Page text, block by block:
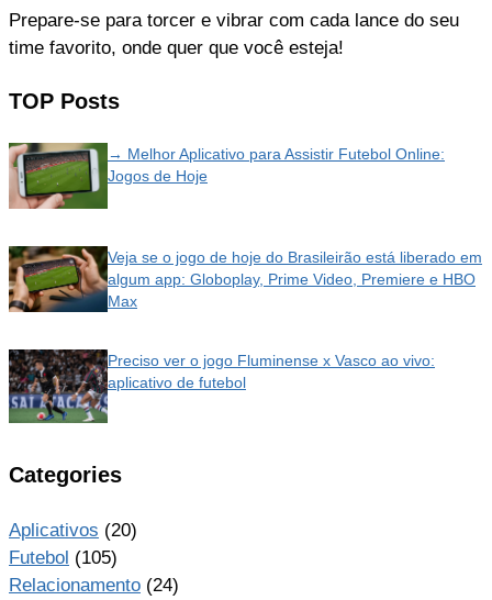
Prepare-se para torcer e vibrar com cada lance do seu
time favorito, onde quer que você esteja!
TOP Posts
→ Melhor Aplicativo para Assistir Futebol Online:
Jogos de Hoje
Veja se o jogo de hoje do Brasileirão está liberado em
algum app: Globoplay, Prime Video, Premiere e HBO
Max
Preciso ver o jogo Fluminense x Vasco ao vivo:
aplicativo de futebol
Categories
Aplicativos (20)
Futebol (105)
Relacionamento (24)